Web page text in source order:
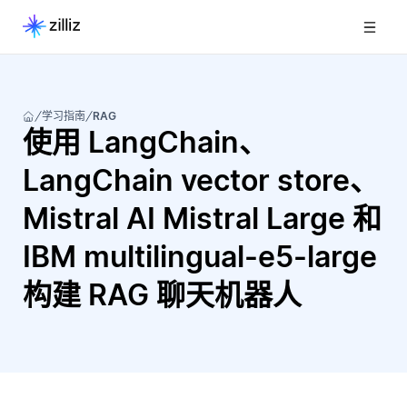
学习指南 RAG
使用 LangChain、
LangChain vector store、
Mistral AI Mistral Large 和
IBM multilingual-e5-large
构建 RAG 聊天机器人